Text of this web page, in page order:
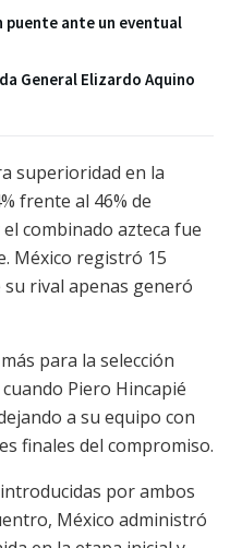
puente ante un eventual
General Elizardo Aquino
superioridad en la
frente al 46% de
combinado azteca fue
México registró 15
rival apenas generó
para la selección
Piero Hincapié
a su equipo con
finales del compromiso.
por ambos
México administró